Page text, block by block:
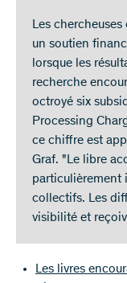
Les
un soutien
lorsque les
recherche
octroyé six
Processing
ce chiffre est
Graf. "Le libre
particulièrement
collectifs. Les
visibilité et
Les livres